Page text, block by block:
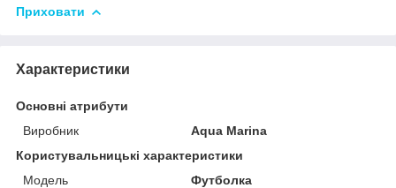
Приховати
Характеристики
Основні атрибути
Виробник
Aqua Marina
Користувальницькі характеристики
Мoдель
Футболка